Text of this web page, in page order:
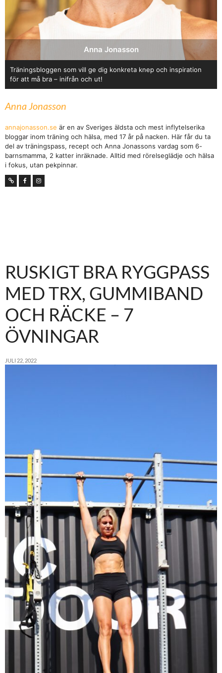
Anna Jonasson
Träningsbloggen som vill ge dig konkreta knep och inspiration
för att må bra – inifrån och ut!
Anna Jonasson
annajonasson.se är en av Sveriges äldsta och mest inflytelserika
bloggar inom träning och hälsa, med 17 år på nacken. Här får du ta
del av träningspass, recept och Anna Jonassons vardag som 6-
barnsmamma, 2 katter inräknade. Alltid med rörelseglädje och hälsa
i fokus, utan pekpinnar.
RUSKIGT BRA RYGGPASS
MED TRX, GUMMIBAND
OCH RÄCKE – 7
ÖVNINGAR
JULI 22, 2022